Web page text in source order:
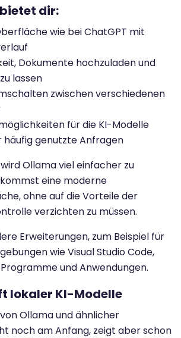
dir:
wie bei ChatGPT mit
Dokumente hochzuladen und
lassen
zwischen verschiedenen
für die KI-Modelle
häufig genutzte Anfragen
Ollama viel einfacher zu
eine moderne
ohne auf die Vorteile der
verzichten zu müssen.
Erweiterungen, zum Beispiel für
wie Visual Studio Code,
und Anwendungen.
lokaler KI-Modelle
Ollama und ähnlicher
noch am Anfang, zeigt aber schon